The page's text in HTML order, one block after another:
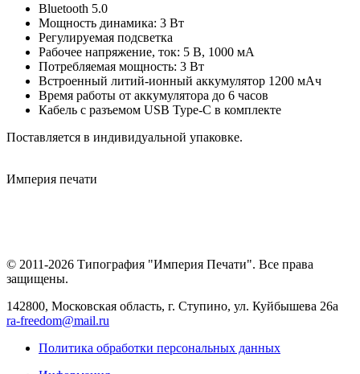
Bluetooth 5.0
Мощность динамика: 3 Вт
Регулируемая подсветка
Рабочее напряжение, ток: 5 В, 1000 мА
Потребляемая мощность: 3 Вт
Встроенный литий-ионный аккумулятор 1200 мАч
Время работы от аккумулятора до 6 часов
Кабель с разъемом USB Type-C в комплекте
Поставляется в индивидуальной упаковке.
Империя печати
© 2011-2026 Типография "Империя Печати". Все права
защищены.
142800, Московская область, г. Ступино, ул. Куйбышева 26а
ra-freedom@mail.ru
Политика обработки персональных данных